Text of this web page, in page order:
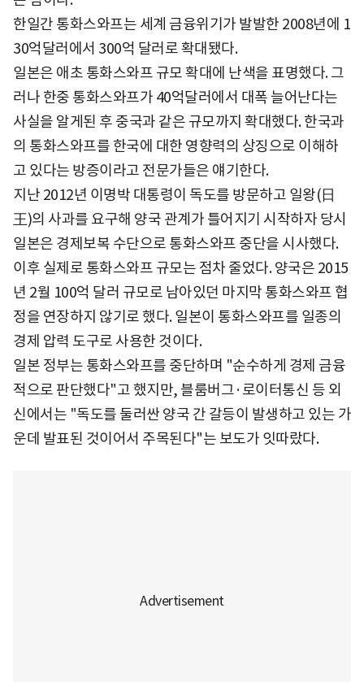
한일간 통화스와프는 세계 금융위기가 발발한 2008년에 1
30억달러에서 300억 달러로 확대됐다.
일본은 애초 통화스와프 규모 확대에 난색을 표명했다. 그
러나 한중 통화스와프가 40억달러에서 대폭 늘어난다는
사실을 알게된 후 중국과 같은 규모까지 확대했다. 한국과
의 통화스와프를 한국에 대한 영향력의 상징으로 이해하
고 있다는 방증이라고 전문가들은 얘기한다.
지난 2012년 이명박 대통령이 독도를 방문하고 일왕(日
王)의 사과를 요구해 양국 관계가 틀어지기 시작하자 당시
일본은 경제보복 수단으로 통화스와프 중단을 시사했다.
이후 실제로 통화스와프 규모는 점차 줄었다. 양국은 2015
년 2월 100억 달러 규모로 남아있던 마지막 통화스와프 협
정을 연장하지 않기로 했다. 일본이 통화스와프를 일종의
경제 압력 도구로 사용한 것이다.
일본 정부는 통화스와프를 중단하며 "순수하게 경제 금융
적으로 판단했다"고 했지만, 블룸버그·로이터통신 등 외
신에서는 "독도를 둘러싼 양국 간 갈등이 발생하고 있는 가
운데 발표된 것이어서 주목된다"는 보도가 잇따랐다.